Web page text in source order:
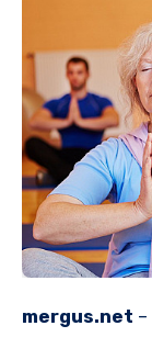
mergus.net